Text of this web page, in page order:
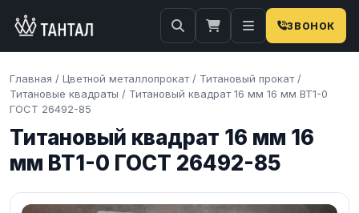
ЗВОНОК
Главная / Цветной металлопрокат / Титановый прокат /
Титановые квадраты / Титановый квадрат 16 мм 16 мм ВТ1-0
ГОСТ 26492-85
Титановый квадрат 16 мм 16
мм ВТ1-0 ГОСТ 26492-85